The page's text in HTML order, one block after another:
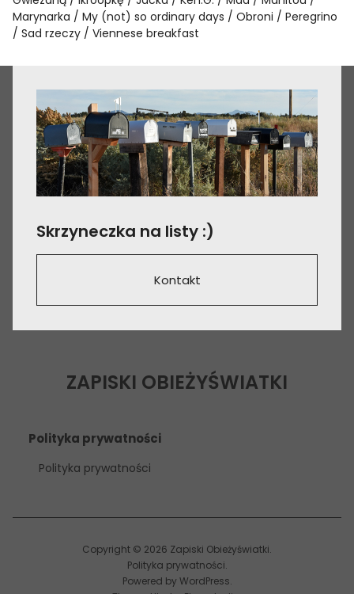
Marynarka
My (not) so ordinary days Obroni
Peregrino
Sad rzeczy
Viennese breakfast
Skrzyneczka na listy :)
Kontakt
ZAPISKI OBIEŻYŚWIATKI
Polityka prywatności
Polityka prywatności
Copyright © 2026 Zapiski Obieżyświatki
Polityka prywatności
Powered by WordPress